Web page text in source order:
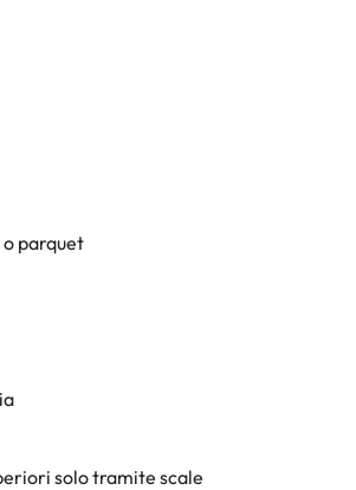
parquet
solo tramite scale